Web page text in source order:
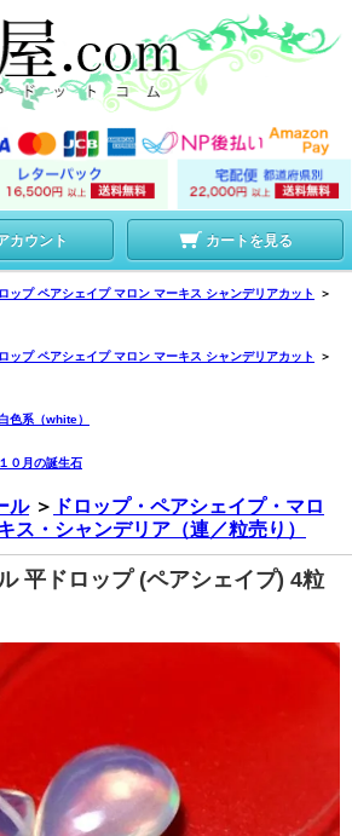
カウント カートを見る
ップ ペアシェイプ マロン マーキス シャンデリアカット
＞
ップ ペアシェイプ マロン マーキス シャンデリアカット
＞
色系（white）
１０月の誕生石
ル ＞ ドロップ・ペアシェイプ・マロ
ス・シャンデリア（連／粒売り）
平ドロップ (ペアシェイプ) 4粒